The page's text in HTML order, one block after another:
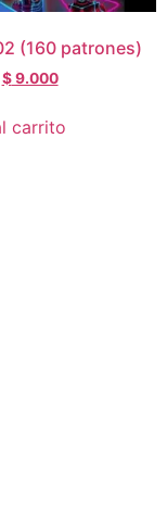
(160 patrones)
$9.000
carrito